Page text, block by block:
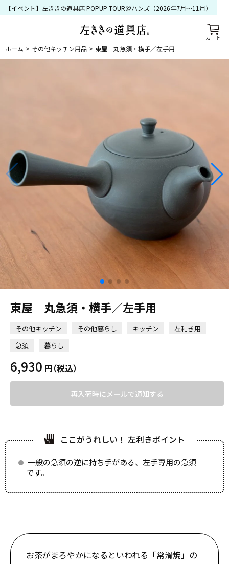
カート
【イベント】左ききの道具店 POPUP TOUR＠ハンズ（2026年7月〜11月）
ホーム その他キッチン用品 東屋 丸急須・横手／左手用
ここがうれしい！ 左利きポイント
一般の急須の逆に持ち手がある、左手専用の急須
です。
お茶がまろやかになるといわれる「常滑焼」の
東屋 丸急須・横手／左手用
その他キッチン その他暮らし キッチン
左利き用
急須
暮らし
6,930 円（税込）
再入荷時にメールで通知する